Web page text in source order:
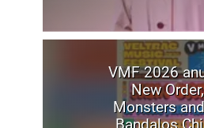
VMF 2026
New
Monsters